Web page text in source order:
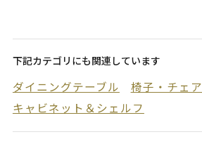
下記カテゴリにも関連しています
ダイニングテーブル
椅子・チェア
キャビネット＆シェルフ